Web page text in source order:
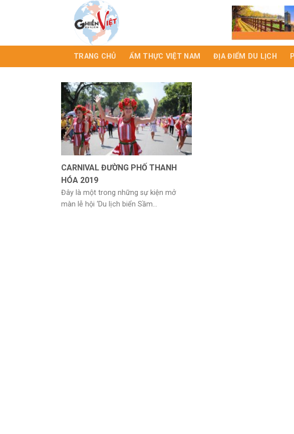
TRANG CHỦ ẨM THỰC VIỆT NAM ĐỊA ĐIỂM DU LỊCH
CARNIVAL ĐƯỜNG PHỐ THANH
HÓA 2019
Đây là một trong những sự kiện mở
màn lễ hội ‘Du lịch biển Sầm...